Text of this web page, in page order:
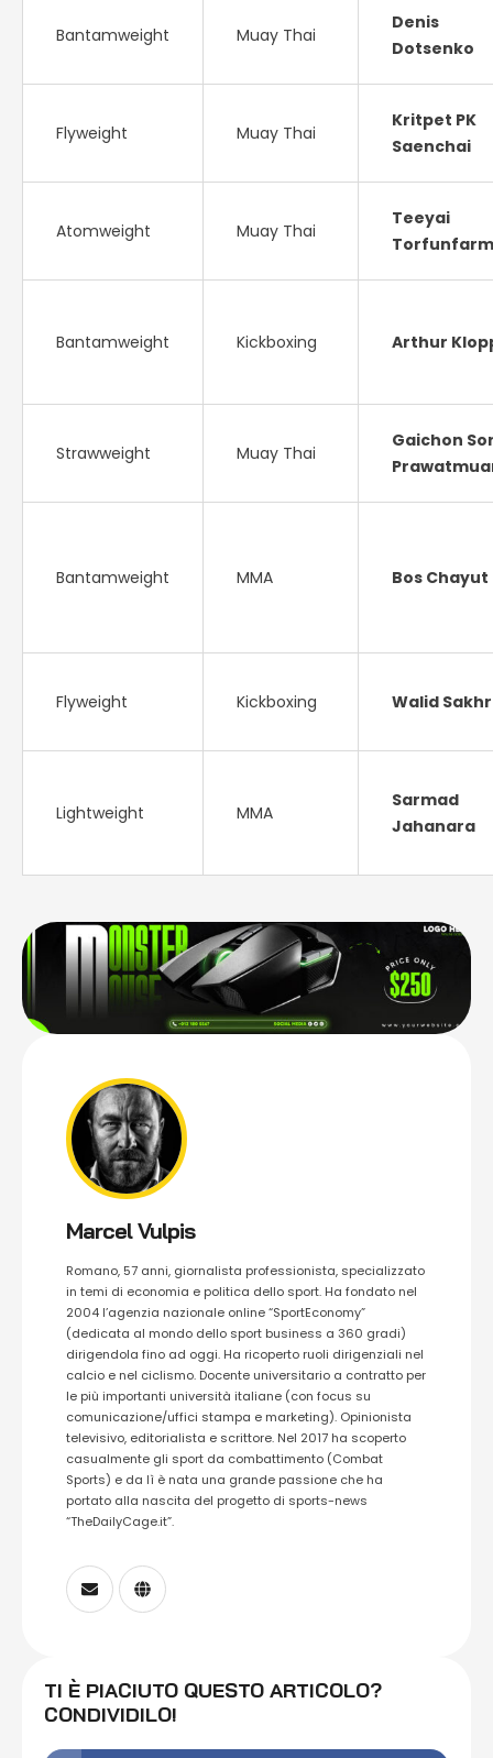
Bantamweight Muay Thai
Denis
Dotsenko
Flyweight Muay Thai
Kritpet PK
Saenchai
Atomweight Muay Thai
Teeyai
Torfunfarm
Bantamweight Kickboxing Arthur
Strawweight Muay Thai
Gaichon
Bantamweight MMA Bos Chayut
Flyweight Kickboxing Walid
Lightweight MMA
Sarmad
Jahanara
Marcel Vulpis
Romano, 57 anni, giornalista professionista, specializzato
in temi di economia e politica dello sport. Ha fondato nel
2004 l’agenzia nazionale online “SportEconomy”
(dedicata al mondo dello sport business a 360 gradi)
dirigendola fino ad oggi. Ha ricoperto ruoli dirigenziali nel
calcio e nel ciclismo. Docente universitario a contratto per
le più importanti università italiane (con focus su
comunicazione/uffici stampa e marketing). Opinionista
televisivo, editorialista e scrittore. Nel 2017 ha scoperto
casualmente gli sport da combattimento (Combat
Sports) e da lì è nata una grande passione che ha
portato alla nascita del progetto di sports-news
“TheDailyCage.it”.
TI È PIACIUTO QUESTO ARTICOLO?
CONDIVIDILO!